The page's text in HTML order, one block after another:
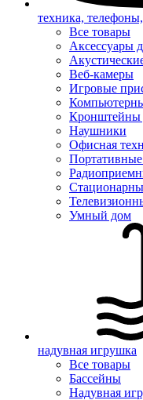
техника,
Все товары
Аксессуары
Веб-камеры
Игровые
Кронштейны
Наушники
Офисная
Умный дом
надувная игрушка
Все товары
Бассейны
Надувная